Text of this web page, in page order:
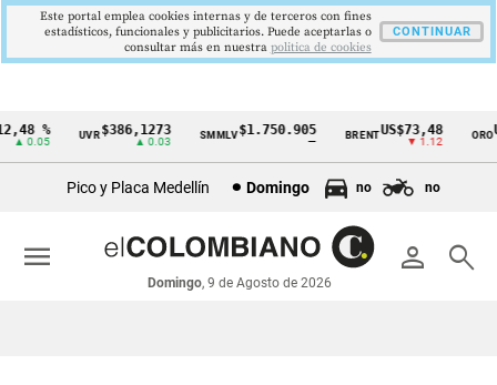
Cintillo
económicos
Colombia
%
0.05
UVR$386,1273
▲ 0.03
SMMLV$1.750.905 BRENTUS$73,48
▼ 1.12
ORO
Pico y Placa Medellín Domingo no no
person search
Domingo, 9 de Agosto de 2026
menu
Este portal emplea cookies internas y de terceros con fines
estadísticos, funcionales y publicitarios. Puede aceptarlas o
consultar más en nuestra politica de cookies
CONTINUAR